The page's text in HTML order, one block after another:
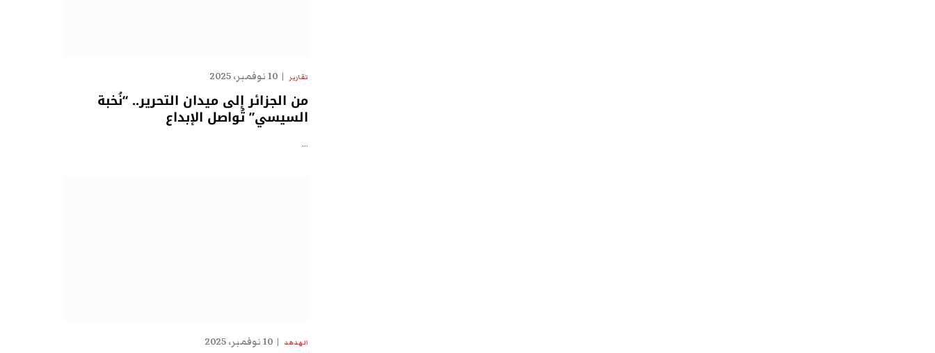
تقارير 10 نوفمبر، 2025
من الجزائر إلى ميدان التحرير.. “نُخبة
السيسي” تُواصل الإبداع
…
الهدهد 10 نوفمبر، 2025